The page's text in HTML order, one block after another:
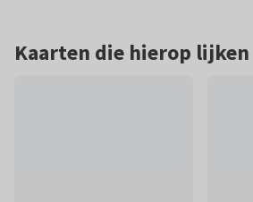
Kaarten die hierop lijken